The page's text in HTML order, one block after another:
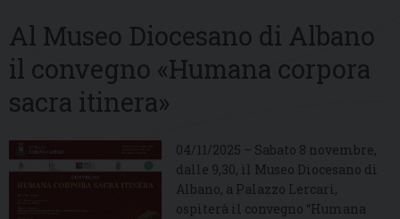
Al Museo Diocesano di Albano
il convegno «Humana corpora
sacra itinera»
04/11/2025 – Sabato 8 novembre,
dalle 9,30, il Museo Diocesano di
Albano, a Palazzo Lercari,
ospiterà il convegno “Humana